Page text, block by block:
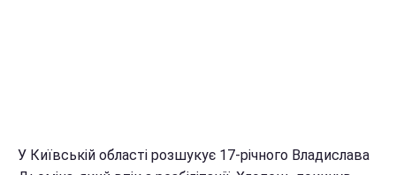
У Київській області розшукує 17-річного Владислава